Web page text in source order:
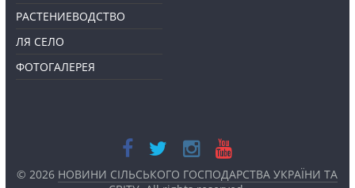
РАСТЕНИЕВОДСТВО
ЛЯ СЕЛО
ФОТОГАЛЕРЕЯ
© 2026 НОВИНИ СІЛЬСЬКОГО ГОСПОДАРСТВА УКРАЇНИ ТА